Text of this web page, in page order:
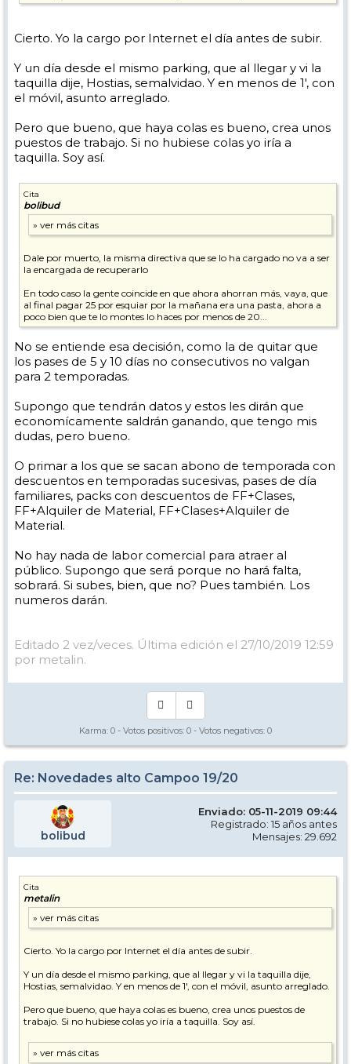
Cierto. Yo la cargo por Internet el día antes de subir.
Y un día desde el mismo parking, que al llegar y vi la
taquilla dije, Hostias, semalvidao. Y en menos de 1', con
el móvil, asunto arreglado.
Pero que bueno, que haya colas es bueno, crea unos
puestos de trabajo. Si no hubiese colas yo iría a
taquilla. Soy así.
Cita
bolibud
Dale por muerto, la misma directiva que se lo ha cargado no va a ser
la encargada de recuperarlo
En todo caso la gente coincide en que ahora ahorran más, vaya, que
al final pagar 25 por esquiar por la mañana era una pasta, ahora a
poco bien que te lo montes lo haces por menos de 20...
No se entiende esa decisión, como la de quitar que
los pases de 5 y 10 días no consecutivos no valgan
para 2 temporadas.
Supongo que tendrán datos y estos les dirán que
economícamente saldrán ganando, que tengo mis
dudas, pero bueno.
O primar a los que se sacan abono de temporada con
descuentos en temporadas sucesivas, pases de día
familiares, packs con descuentos de FF+Clases,
FF+Alquiler de Material, FF+Clases+Alquiler de
Material.
No hay nada de labor comercial para atraer al
público. Supongo que será porque no hará falta,
sobrará. Si subes, bien, que no? Pues también. Los
numeros darán.
Editado 2 vez/veces. Última edición el 27/10/2019 12:59
por metalin.
Karma: 0 - Votos positivos: 0 - Votos negativos: 0
Re: Novedades alto Campoo 19/20
bolibud
Enviado: 05-11-2019 09:44
Registrado: 15 años antes
Mensajes: 29.692
Cita
metalin
Cierto. Yo la cargo por Internet el día antes de subir.
Y un día desde el mismo parking, que al llegar y vi la taquilla dije,
Hostias, semalvidao. Y en menos de 1', con el móvil, asunto arreglado.
Pero que bueno, que haya colas es bueno, crea unos puestos de
trabajo. Si no hubiese colas yo iría a taquilla. Soy así.